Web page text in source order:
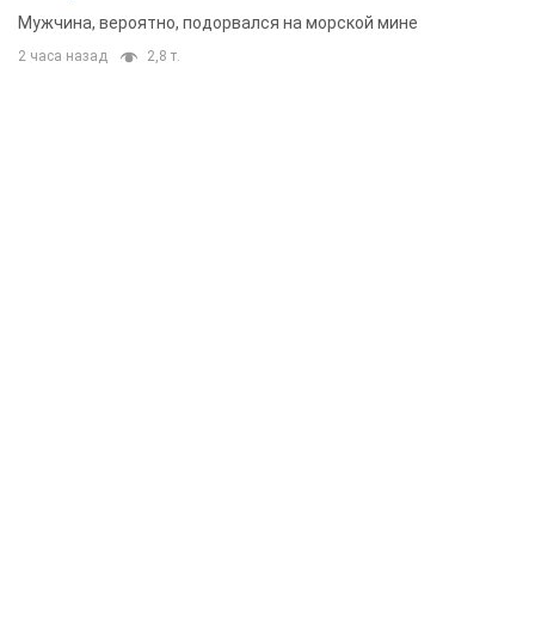
Мужчина, вероятно, подорвался на морской мине
2 часа назад 2,8 т.